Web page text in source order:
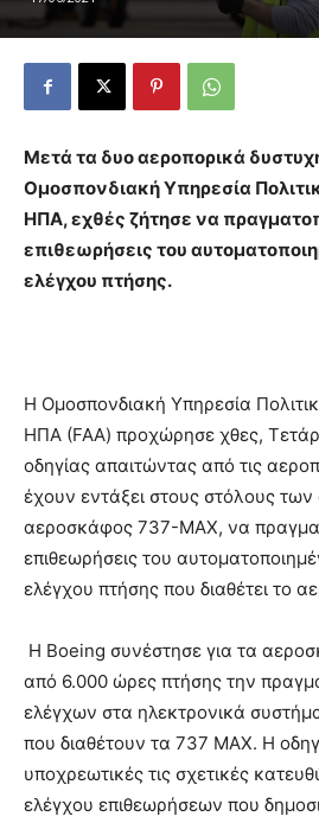
Μετά τα δυο αεροπορικά
Ομοσπονδιακή Υπηρεσία
ΗΠΑ, εχθές ζήτησε να
επιθεωρήσεις του
ελέγχου πτήσης.
Η Ομοσπονδιακή Υπηρεσία
ΗΠΑ (FAA) προχώρησε χθες,
οδηγίας απαιτώντας από τις
έχουν εντάξει στους στόλους
αεροσκάφος 737-ΜΑΧ, να
επιθεωρήσεις του
ελέγχου πτήσης που διαθέτει το
Η Boeing συνέστησε για τα
από 6.000 ώρες πτήσης την
ελέγχων στα ηλεκτρονικά
που διαθέτουν τα 737 ΜΑΧ. Η
υποχρεωτικές τις σχετικές
ελέγχου επιθεωρήσεων που